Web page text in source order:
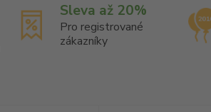
Sleva až 20%
Pro registrované
zákazníky